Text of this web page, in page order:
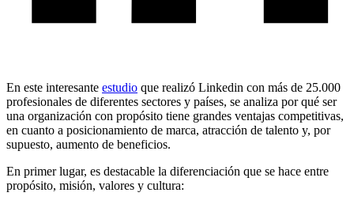
En este interesante estudio que realizó Linkedin con más de 25.000
profesionales de diferentes sectores y países, se analiza por qué ser
una organización con propósito tiene grandes ventajas competitivas,
en cuanto a posicionamiento de marca, atracción de talento y, por
supuesto, aumento de beneficios.
En primer lugar, es destacable la diferenciación que se hace entre
propósito, misión, valores y cultura: